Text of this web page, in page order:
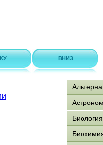
ВНИЗ
Биология